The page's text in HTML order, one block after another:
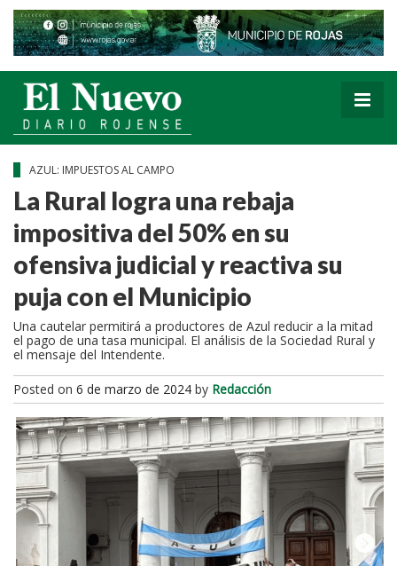
AZUL: IMPUESTOS AL CAMPO
La Rural logra una rebaja
impositiva del 50% en su
ofensiva judicial y reactiva su
puja con el Municipio
Una cautelar permitirá a productores de Azul reducir a la mitad
el pago de una tasa municipal. El análisis de la Sociedad Rural y
el mensaje del Intendente.
Posted on 6 de marzo de 2024 by Redacción